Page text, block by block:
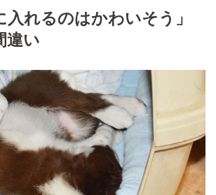
入れるのはかわいそう」
違い